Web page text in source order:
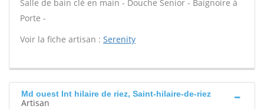
Salle de bain clé en main - Douche Senior - Baignoire à
Porte -
Voir la fiche artisan : Serenity
Md ouest Int hilaire de riez, Saint-hilaire-de-riez
Artisan